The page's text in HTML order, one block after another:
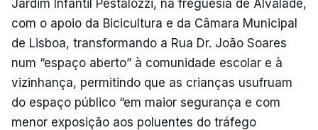
Jardim Infantil Pestalozzi, na freguesia de Alvalade,
com o apoio da Bicicultura e da Câmara Municipal
de Lisboa, transformando a Rua Dr. João Soares
num “espaço aberto” à comunidade escolar e à
vizinhança, permitindo que as crianças usufruam
do espaço público “em maior segurança e com
menor exposição aos poluentes do tráfego